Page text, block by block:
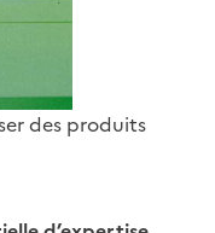
des produits